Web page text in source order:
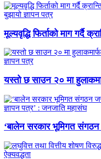
मूल्यवृद्धि फिर्ताको माग गर्दै
यस्तो छ साउन २० मा
‘बालेन सरकार भूमिगत संगठन